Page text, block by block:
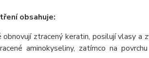
obsahuje:
ztracený keratin, posilují vlasy a
aminokyseliny, zatímco na